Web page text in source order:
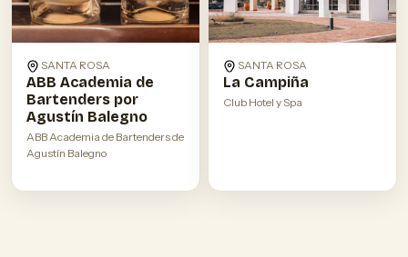
SANTA ROSA
ABB Academia de
Bartenders por
Agustín Balegno
ABB Academia de Bartenders de
Agustín Balegno
SANTA ROSA
La Campiña
Club Hotel y Spa